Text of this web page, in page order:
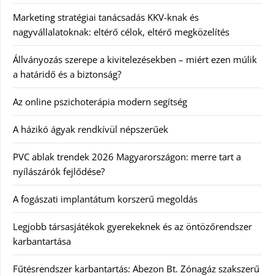
Marketing stratégiai tanácsadás KKV-knak és
nagyvállalatoknak: eltérő célok, eltérő megközelítés
Állványozás szerepe a kivitelezésekben – miért ezen múlik
a határidő és a biztonság?
Az online pszichoterápia modern segítség
A házikó ágyak rendkívül népszerűek
PVC ablak trendek 2026 Magyarországon: merre tart a
nyílászárók fejlődése?
A fogászati implantátum korszerű megoldás
Legjobb társasjátékok gyerekeknek és az öntözőrendszer
karbantartása
Fűtésrendszer karbantartás: Abezon Bt. Zónagáz szakszerű